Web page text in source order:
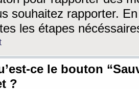
souhaitez rapporter.
les étapes
ce le bouton
?